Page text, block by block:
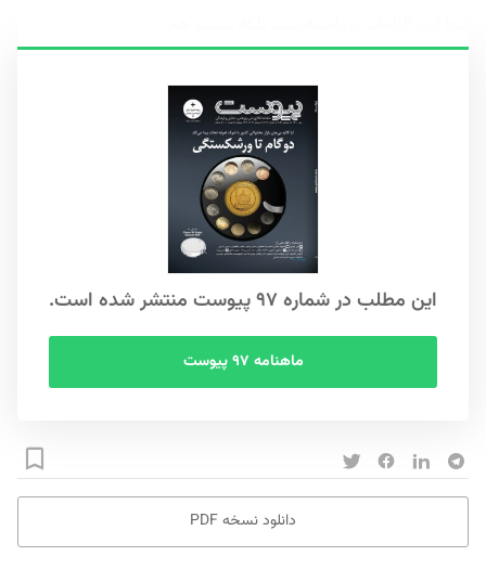
این مطلب در شماره ۹۷ پیوست منتشر شده است.
ماهنامه ۹۷ پیوست
دانلود نسخه PDF